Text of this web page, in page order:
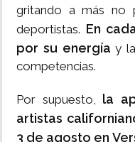
gritando a más no
deportistas. En
por su energíay
competencias.
Por supuesto, la
artistas
3 de agosto en